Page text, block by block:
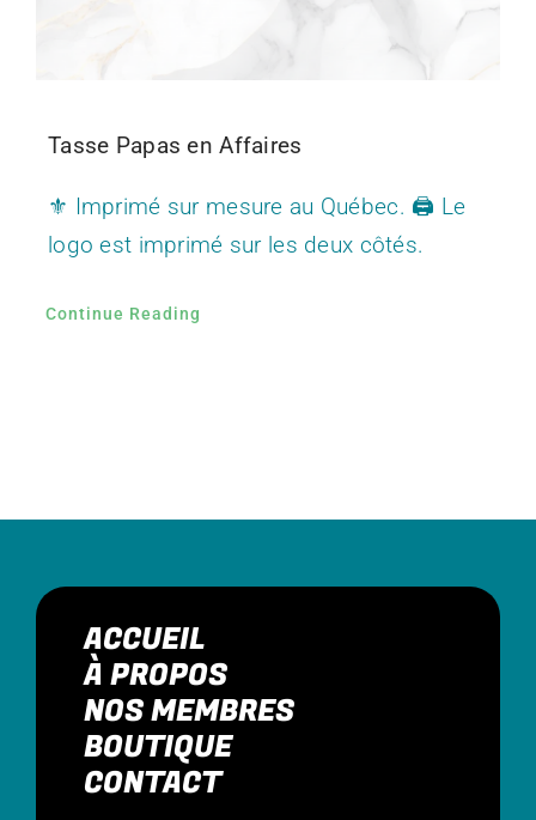
Tasse Papas en Affaires
⚜️ Imprimé sur mesure au Québec. 🖨️ Le
logo est imprimé sur les deux côtés.
Continue Reading
ACCUEIL
À PROPOS
NOS MEMBRES
BOUTIQUE
CONTACT